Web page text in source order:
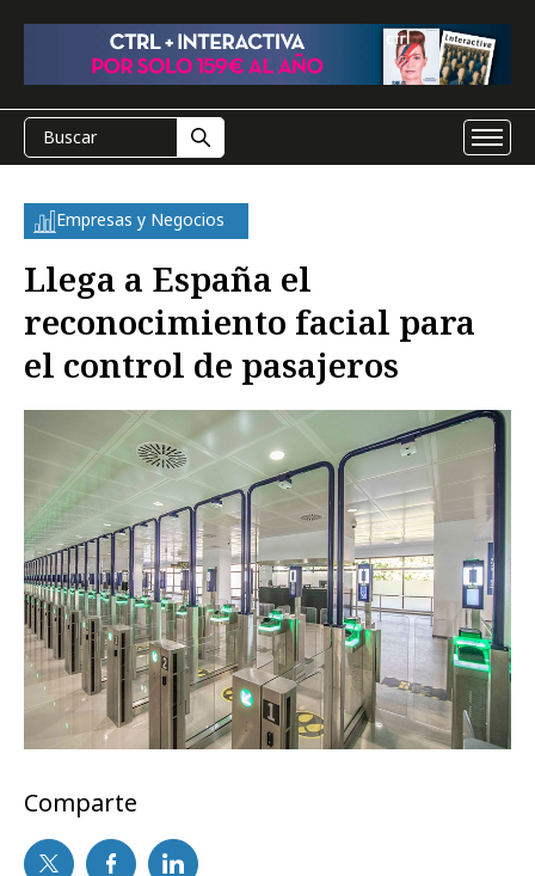
Empresas y Negocios
Llega a España el
reconocimiento facial para
el control de pasajeros
Comparte